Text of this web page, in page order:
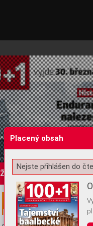
Žádost o souhlas s
Placený obsah
Nejste přihlášen do